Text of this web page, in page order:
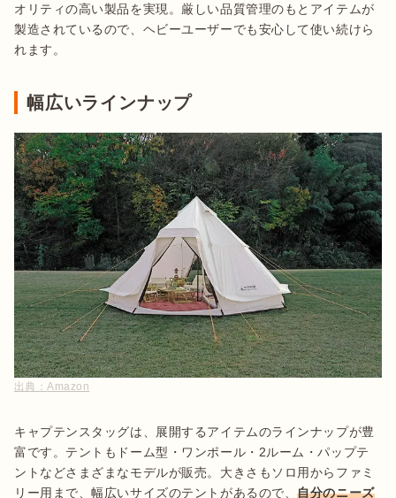
オリティの高い製品を実現。厳しい品質管理のもとアイテムが
製造されているので、ヘビーユーザーでも安心して使い続けら
れます。
幅広いラインナップ
出典：Amazon
キャプテンスタッグは、展開するアイテムのラインナップが豊
富です。テントもドーム型・ワンポール・2ルーム・パップテ
ントなどさまざまなモデルが販売。大きさもソロ用からファミ
リー用まで、幅広いサイズのテントがあるので、自分のニーズ